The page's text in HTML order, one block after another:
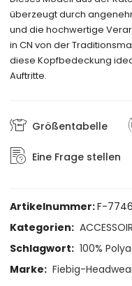
überzeugt durch
und die hochwertige
in CN von der
diese Kopfbedeckung
Auftritte.
Größentabelle
Eine Frage stellen
Artikelnummer:F-
Kategorien:
Schlagwort: 100%
Marke: Fiebig-